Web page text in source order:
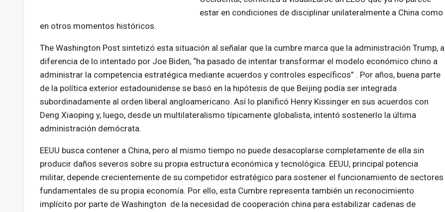
estar en condiciones de disciplinar unilateralmente a China como
en otros momentos históricos.
The Washington Post sintetizó esta situación al señalar que la cumbre marca que la administración Trump, a
diferencia de lo intentado por Joe Biden, “ha pasado de intentar transformar el modelo económico chino a
administrar la competencia estratégica mediante acuerdos y controles específicos” . Por años, buena parte
de la política exterior estadounidense se basó en la hipótesis de que Beijing podía ser integrada
subordinadamente al orden liberal angloamericano. Así lo planificó Henry Kissinger en sus acuerdos con
Deng Xiaoping y, luego, desde un multilateralismo típicamente globalista, intentó sostenerlo la última
administración demócrata.
EEUU busca contener a China, pero al mismo tiempo no puede desacoplarse completamente de ella sin
producir daños severos sobre su propia estructura económica y tecnológica. EEUU, principal potencia
militar, depende crecientemente de su competidor estratégico para sostener el funcionamiento de sectores
fundamentales de su propia economía. Por ello, esta Cumbre representa también un reconocimiento
implícito por parte de Washington de la necesidad de cooperación china para estabilizar cadenas de